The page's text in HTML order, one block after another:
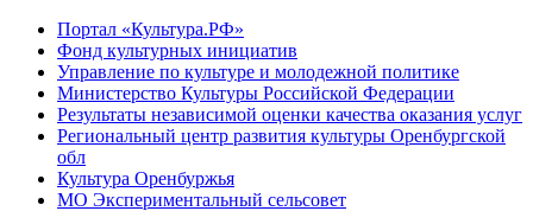
Портал «Культура.РФ»
Фонд культурных инициатив
Управление по культуре и молодежной политике
Министерство Культуры Российской Федерации
Результаты независимой оценки качества оказания услуг
Региональный центр развития культуры Оренбургской
обл
Культура Оренбуржья
МО Экспериментальный сельсовет